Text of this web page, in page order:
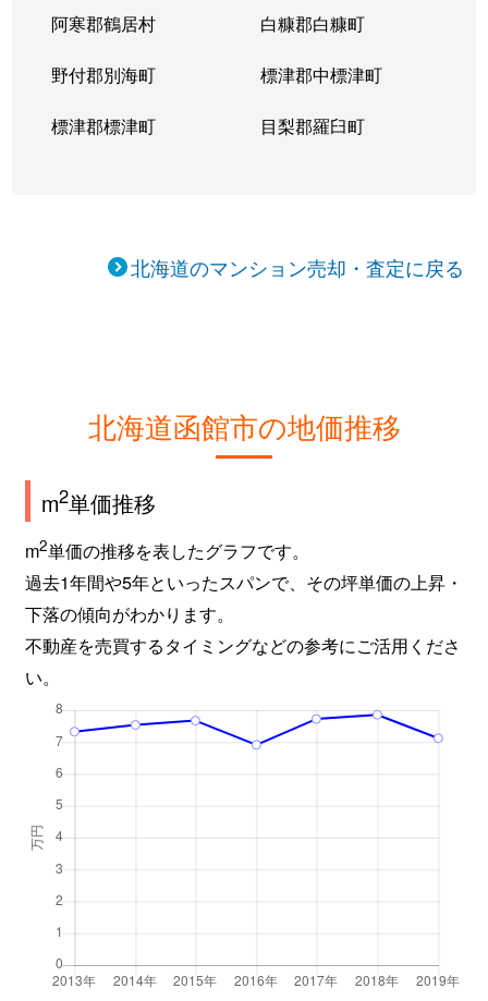
阿寒郡鶴居村 白糠郡白糠町
野付郡別海町 標津郡中標津町
標津郡標津町 目梨郡羅臼町
北海道のマンション売却・査定に戻る
北海道函館市の地価推移
m2単価推移
m2単価の推移を表したグラフです。
過去1年間や5年といったスパンで、その坪単価の上昇・
下落の傾向がわかります。
不動産を売買するタイミングなどの参考にご活用くださ
い。